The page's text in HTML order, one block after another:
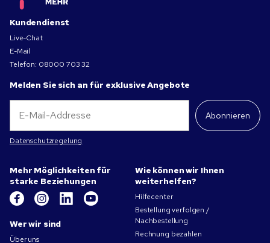
Kundendienst
Live-Chat
E-Mail
Telefon: 08000 703 32
Melden Sie sich an für exklusive Angebote
Abonnieren
Datenschutzregelung
Mehr Möglichkeiten für
starke Beziehungen
Wer wir sind
Über uns
Wie können wir Ihnen
weiterhelfen?
Hilfecenter
Bestellung verfolgen /
Nachbestellung
Rechnung bezahlen